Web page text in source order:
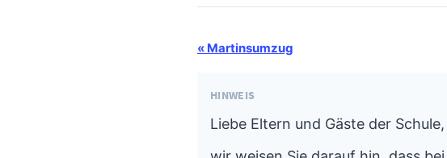
Termin-
« Martinsumzug
HINWEIS
Liebe Eltern und Gäste der Schule,